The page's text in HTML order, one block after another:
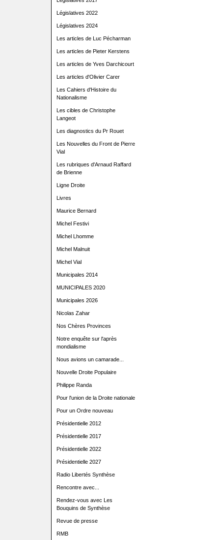
Législatives 2022
Législatives 2024
Les articles de Luc Pécharman
Les articles de Pieter Kerstens
Les articles de Yves Darchicourt
Les articles d'Olivier Carer
Les Cahiers d'Histoire du
Nationalisme
Les cibles de Christophe
Langeot
Les diagnostics du Pr Rouet
Les Nouvelles du Front de Pierre
Vial
Les rubriques d'Arnaud Raffard
de Brienne
Ligne Droite
Livres
Maurice Bernard
Michel Festivi
Michel Lhomme
Michel Malnuit
Michel Vial
Municipales 2014
MUNICIPALES 2020
Municipales 2026
Nicolas Zahar
Nos Chères Provinces
Notre enquête sur l'après
mondialisme
Nous avions un camarade...
Nouvelle Droite Populaire
Philippe Randa
Pour l'union de la Droite nationale
Pour un Ordre nouveau
Présidentielle 2012
Présidentielle 2017
Présidentielle 2022
Présidentielle 2027
Radio Libertés Synthèse
Rencontre avec...
Rendez-vous avec Les
Bouquins de Synthèse
Revue de presse
RMB